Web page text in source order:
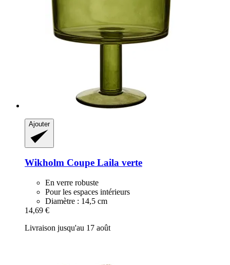
Ajouter
Wikholm Coupe Laila verte
En verre robuste
Pour les espaces intérieurs
Diamètre : 14,5 cm
14,69 €
Livraison jusqu'au 17 août